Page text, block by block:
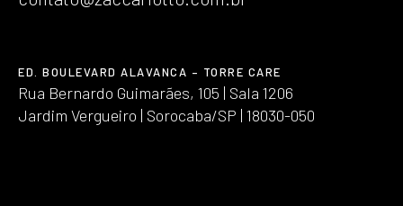
ED. BOULEVARD ALAVANCA – TORRE CARE
Rua Bernardo Guimarães, 105 | Sala 1206
Jardim Vergueiro | Sorocaba/SP | 18030-050